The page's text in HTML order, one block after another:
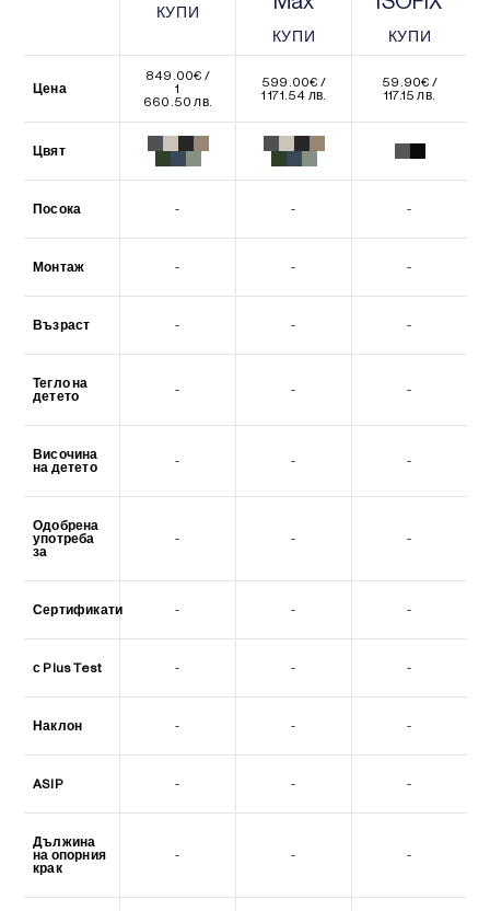
КУПИ
КУПИ
КУПИ
КУПИ
КУПИ
Цена
849.00€ /
1
660.50 лв.
599.00€ /
1 171.54 лв.
59.90€ /
117.15 лв.
Цвят
Посока - - -
Монтаж - - -
Възраст - - -
Тегло на
детето
- - -
Височина
на детето
- - -
Одобрена
употреба
за
- - -
Сертификати - - -
с Plus Test - - -
Наклон - - -
ASIP - - -
Дължина
на опорния
крак
- - -